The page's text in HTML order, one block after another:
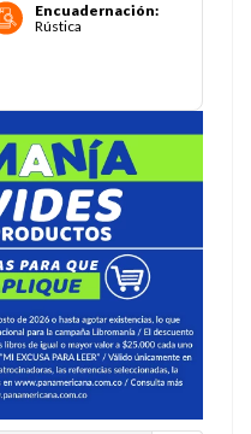
Encuadernación:
Rústica